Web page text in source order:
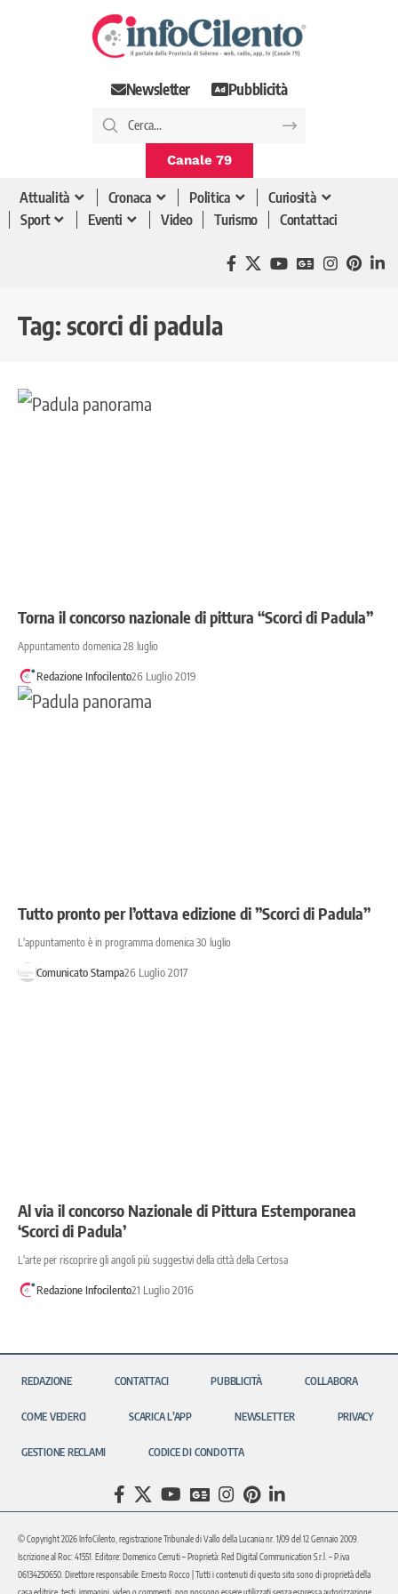
Newsletter Pubblicità
Canale 79
Attualità Cronaca Politica
Curiosità
Sport
Eventi Video Turismo Contattaci
Tag: scorci di padula
Torna il concorso nazionale di pittura “Scorci di Padula”
Appuntamento domenica 28 luglio
Redazione Infocilento26 Luglio 2019
Tutto pronto per l’ottava edizione di ”Scorci di Padula”
L'appuntamento è in programma domenica 30 luglio
Comunicato Stampa26 Luglio 2017
Al via il concorso Nazionale di Pittura Estemporanea
‘Scorci di Padula’
L'arte per riscoprire gli angoli più suggestivi della città della Certosa
Redazione Infocilento21 Luglio 2016
REDAZIONE CONTATTACI PUBBLICITÀ COLLABORA
COME VEDERCI SCARICA L’APP NEWSLETTER PRIVACY
GESTIONE RECLAMI CODICE DI CONDOTTA
© Copyright 2026 InfoCilento, registrazione Tribunale di Vallo della Lucania nr. 1/09 del 12 Gennaio 2009.
Iscrizione al Roc: 41551. Editore: Domenico Cerruti – Proprietà: Red Digital Communication S.r.l. – P.iva
06134250650. Direttore responsabile: Ernesto Rocco | Tutti i contenuti di questo sito sono di proprietà della